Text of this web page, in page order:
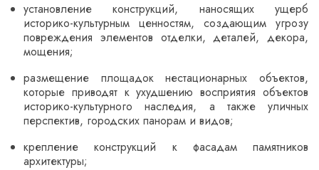
установление конструкций, наносящих ущерб
историко-культурным ценностям, создающим угрозу
повреждения элементов отделки, деталей, декора,
мощения;
размещение площадок нестационарных объектов,
которые приводят к ухудшению восприятия объектов
историко-культурного наследия, а также уличных
перспектив, городских панорам и видов;
крепление конструкций к фасадам памятников
архитектуры;